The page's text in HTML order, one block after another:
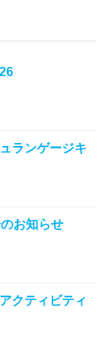
ランゲージキ
お知らせ
クティビティ